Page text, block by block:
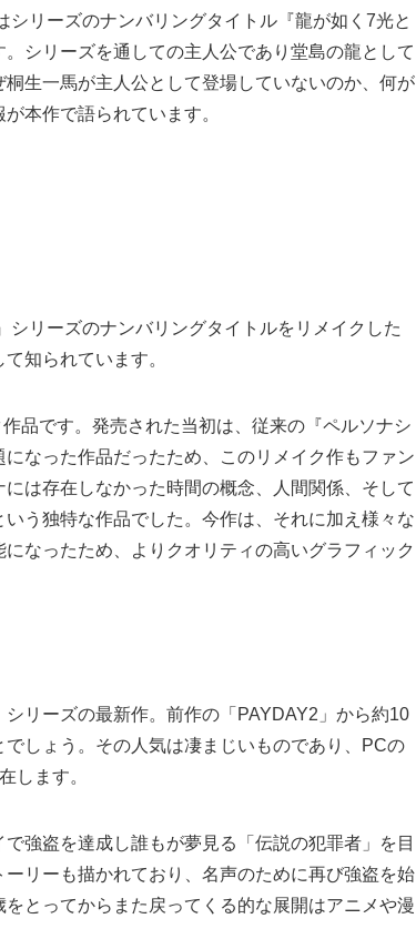
リーズのナンバリングタイトル『龍が如く7光と
シリーズを通しての主人公であり堂島の龍として
生一馬が主人公として登場していないのか、何が
本作で語られています。
リーズのナンバリングタイトルをリメイクした
知られています。
品です。発売された当初は、従来の『ペルソナシ
なった作品だったため、このリメイク作もファン
は存在しなかった時間の概念、人間関係、そして
う独特な作品でした。今作は、それに加え様々な
なったため、よりクオリティの高いグラフィック
リーズの最新作。前作の「PAYDAY2」から約10
しょう。その人気は凄まじいものであり、PCの
します。
強盗を達成し誰もが夢見る「伝説の犯罪者」を目
リーも描かれており、名声のために再び強盗を始
とってからまた戻ってくる的な展開はアニメや漫